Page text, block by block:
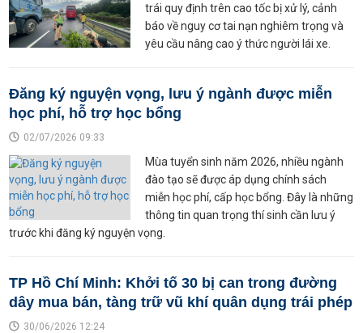
trái quy định trên cao tốc bị xử lý, cảnh
báo về nguy cơ tai nạn nghiêm trọng và
yêu cầu nâng cao ý thức người lái xe.
Đăng ký nguyện vọng, lưu ý ngành được miễn
học phí, hỗ trợ học bổng
02/07/2026 09:33
Mùa tuyển sinh năm 2026, nhiều ngành
đào tạo sẽ được áp dụng chính sách
miễn học phí, cấp học bổng. Đây là những
thông tin quan trọng thí sinh cần lưu ý
trước khi đăng ký nguyện vọng.
TP Hồ Chí Minh: Khởi tố 30 bị can trong đường
dây mua bán, tàng trữ vũ khí quân dụng trái phép
30/06/2026 12:24